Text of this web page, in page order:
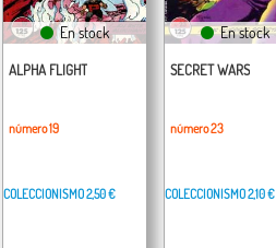
En stock
ALPHA FLIGHT
número 19
COLECCIONISMO2,50 €
En stock
SECRET WARS
número 23
COLECCIONISMO2,10 €